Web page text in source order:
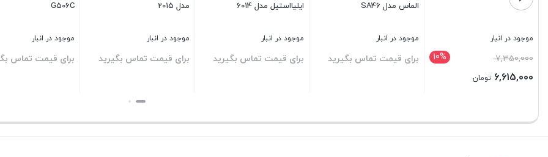
مدل 6014
در انبار
قیمت تماس بگیرید
موجود در انبار
برای قیمت تماس بگیرید
G506C
موجود در انبار
برای قیمت تماس بگیرید
موجود در انبار
برای قیمت تماس بگیرید
ایلیااستیل مدل 122
موجود در انبار
برای قیمت تماس بگیرید